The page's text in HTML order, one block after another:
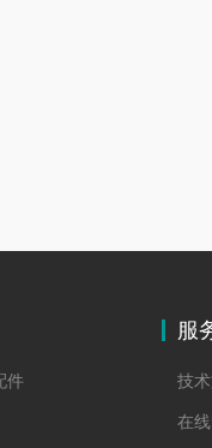
件
服
技
在